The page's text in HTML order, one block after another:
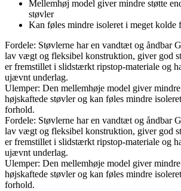
Mellemhøj model giver mindre støtte
støvler
Kan føles mindre isoleret i meget kolde
Fordele: Støvlerne har en vandtæt og åndbar
lav vægt og fleksibel konstruktion, giver god
er fremstillet i slidstærkt ripstop-materiale og
ujævnt underlag.
Ulemper: Den mellemhøje model giver
højskaftede støvler og kan føles mindre
forhold.
Fordele: Støvlerne har en vandtæt og åndbar
lav vægt og fleksibel konstruktion, giver god
er fremstillet i slidstærkt ripstop-materiale og
ujævnt underlag.
Ulemper: Den mellemhøje model giver
højskaftede støvler og kan føles mindre
forhold.